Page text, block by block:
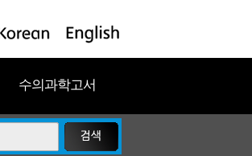
수의과학고서